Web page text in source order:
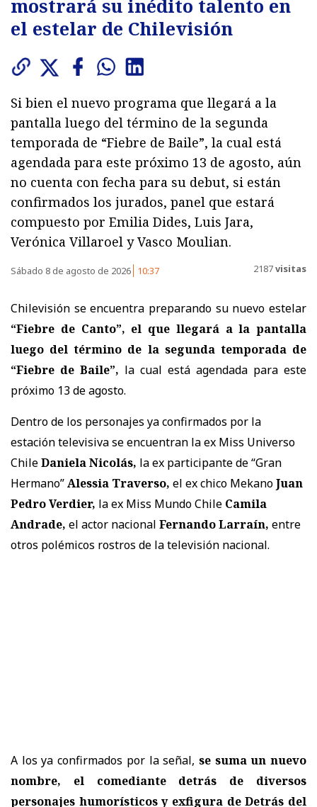
mostrará su inédito talento en
el estelar de Chilevisión
Si bien el nuevo programa que llegará a la
pantalla luego del término de la segunda
temporada de “Fiebre de Baile”, la cual está
agendada para este próximo 13 de agosto, aún
no cuenta con fecha para su debut, si están
confirmados los jurados, panel que estará
compuesto por Emilia Dides, Luis Jara,
Verónica Villaroel y Vasco Moulian.
Sábado 8 de agosto de 2026 10:37 2187visitas
Chilevisión se encuentra preparando su nuevo estelar
“Fiebre de Canto”, el que llegará a la pantalla
luego del término de la segunda temporada de
“Fiebre de Baile”, la cual está agendada para este
próximo 13 de agosto.
Dentro de los personajes ya confirmados por la
estación televisiva se encuentran la ex Miss Universo
ChileDaniela Nicolás, la ex participante de “Gran
Hermano”Alessia Traverso, el ex chico MekanoJuan
Pedro Verdier, la ex Miss Mundo Chile Camila
Andrade, el actor nacional Fernando Larraín, entre
otros polémicos rostros de la televisión nacional.
A los ya confirmados por la señal, se suma un nuevo
nombre, el comediante detrás de diversos
personajes humorísticos y exfigura de Detrás del